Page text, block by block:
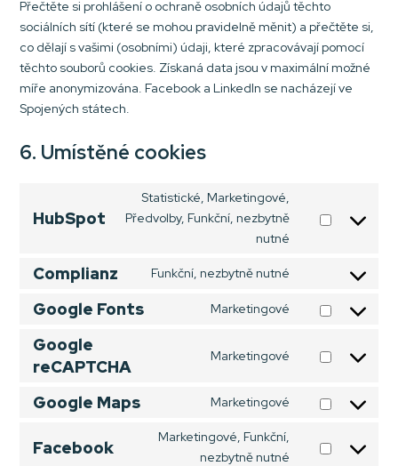
Přečtěte si prohlášení o ochraně osobních údajů těchto
sociálních sítí (které se mohou pravidelně měnit) a přečtěte si,
co dělají s vašimi (osobními) údaji, které zpracovávají pomocí
těchto souborů cookies. Získaná data jsou v maximální možné
míře anonymizována. Facebook a LinkedIn se nacházejí ve
Spojených státech.
6. Umístěné cookies
HubSpot
Statistické, Marketingové,
Předvolby, Funkční, nezbytně
nutné
Consent
Complianz Funkční, nezbytně nutné
Google Fonts Marketingové
Consent
service
fonts
Google
reCAPTCHA
Marketingové
Consent
service
recaptcha
Google Maps Marketingové
Consent
service
Facebook
Marketingové, Funkční,
nezbytně nutné
Consent